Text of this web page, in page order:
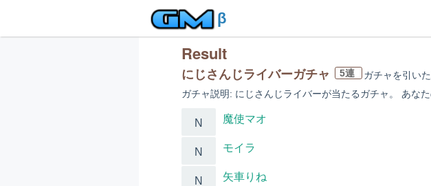
β
Result
にじさんじライバーガチャ 5連 ガチャを引いた
ガチャ説明: にじさんじライバーが当たるガチャ。 あな
N 魔使マオ
N モイラ
N 矢車りね